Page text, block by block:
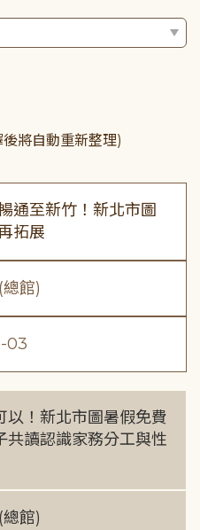
後將自動重新整理)
通至新竹！新北市圖
拓展
館)
03
以！新北市圖暑假免費
共讀認識家務分工與性
館)